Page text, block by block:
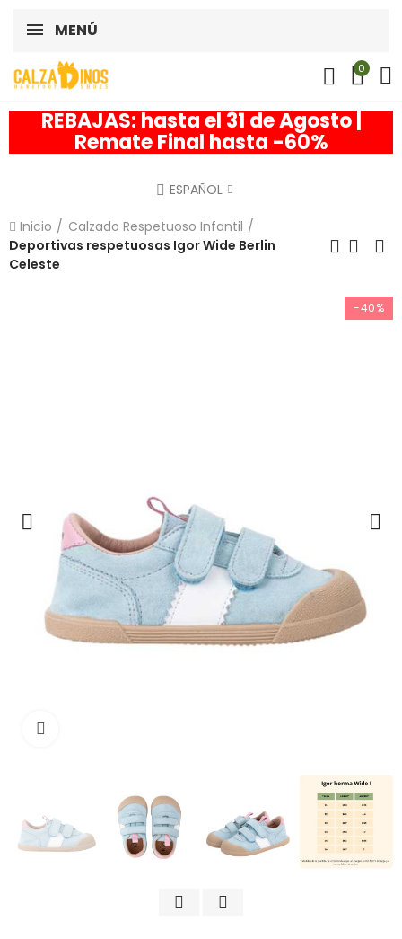
MENÚ
0
REBAJAS: hasta el 31 de Agosto |
Remate Final hasta -60%
ESPAÑOL
Inicio
Calzado Respetuoso Infantil
Deportivas respetuosas Igor Wide Berlin
Celeste
-40%